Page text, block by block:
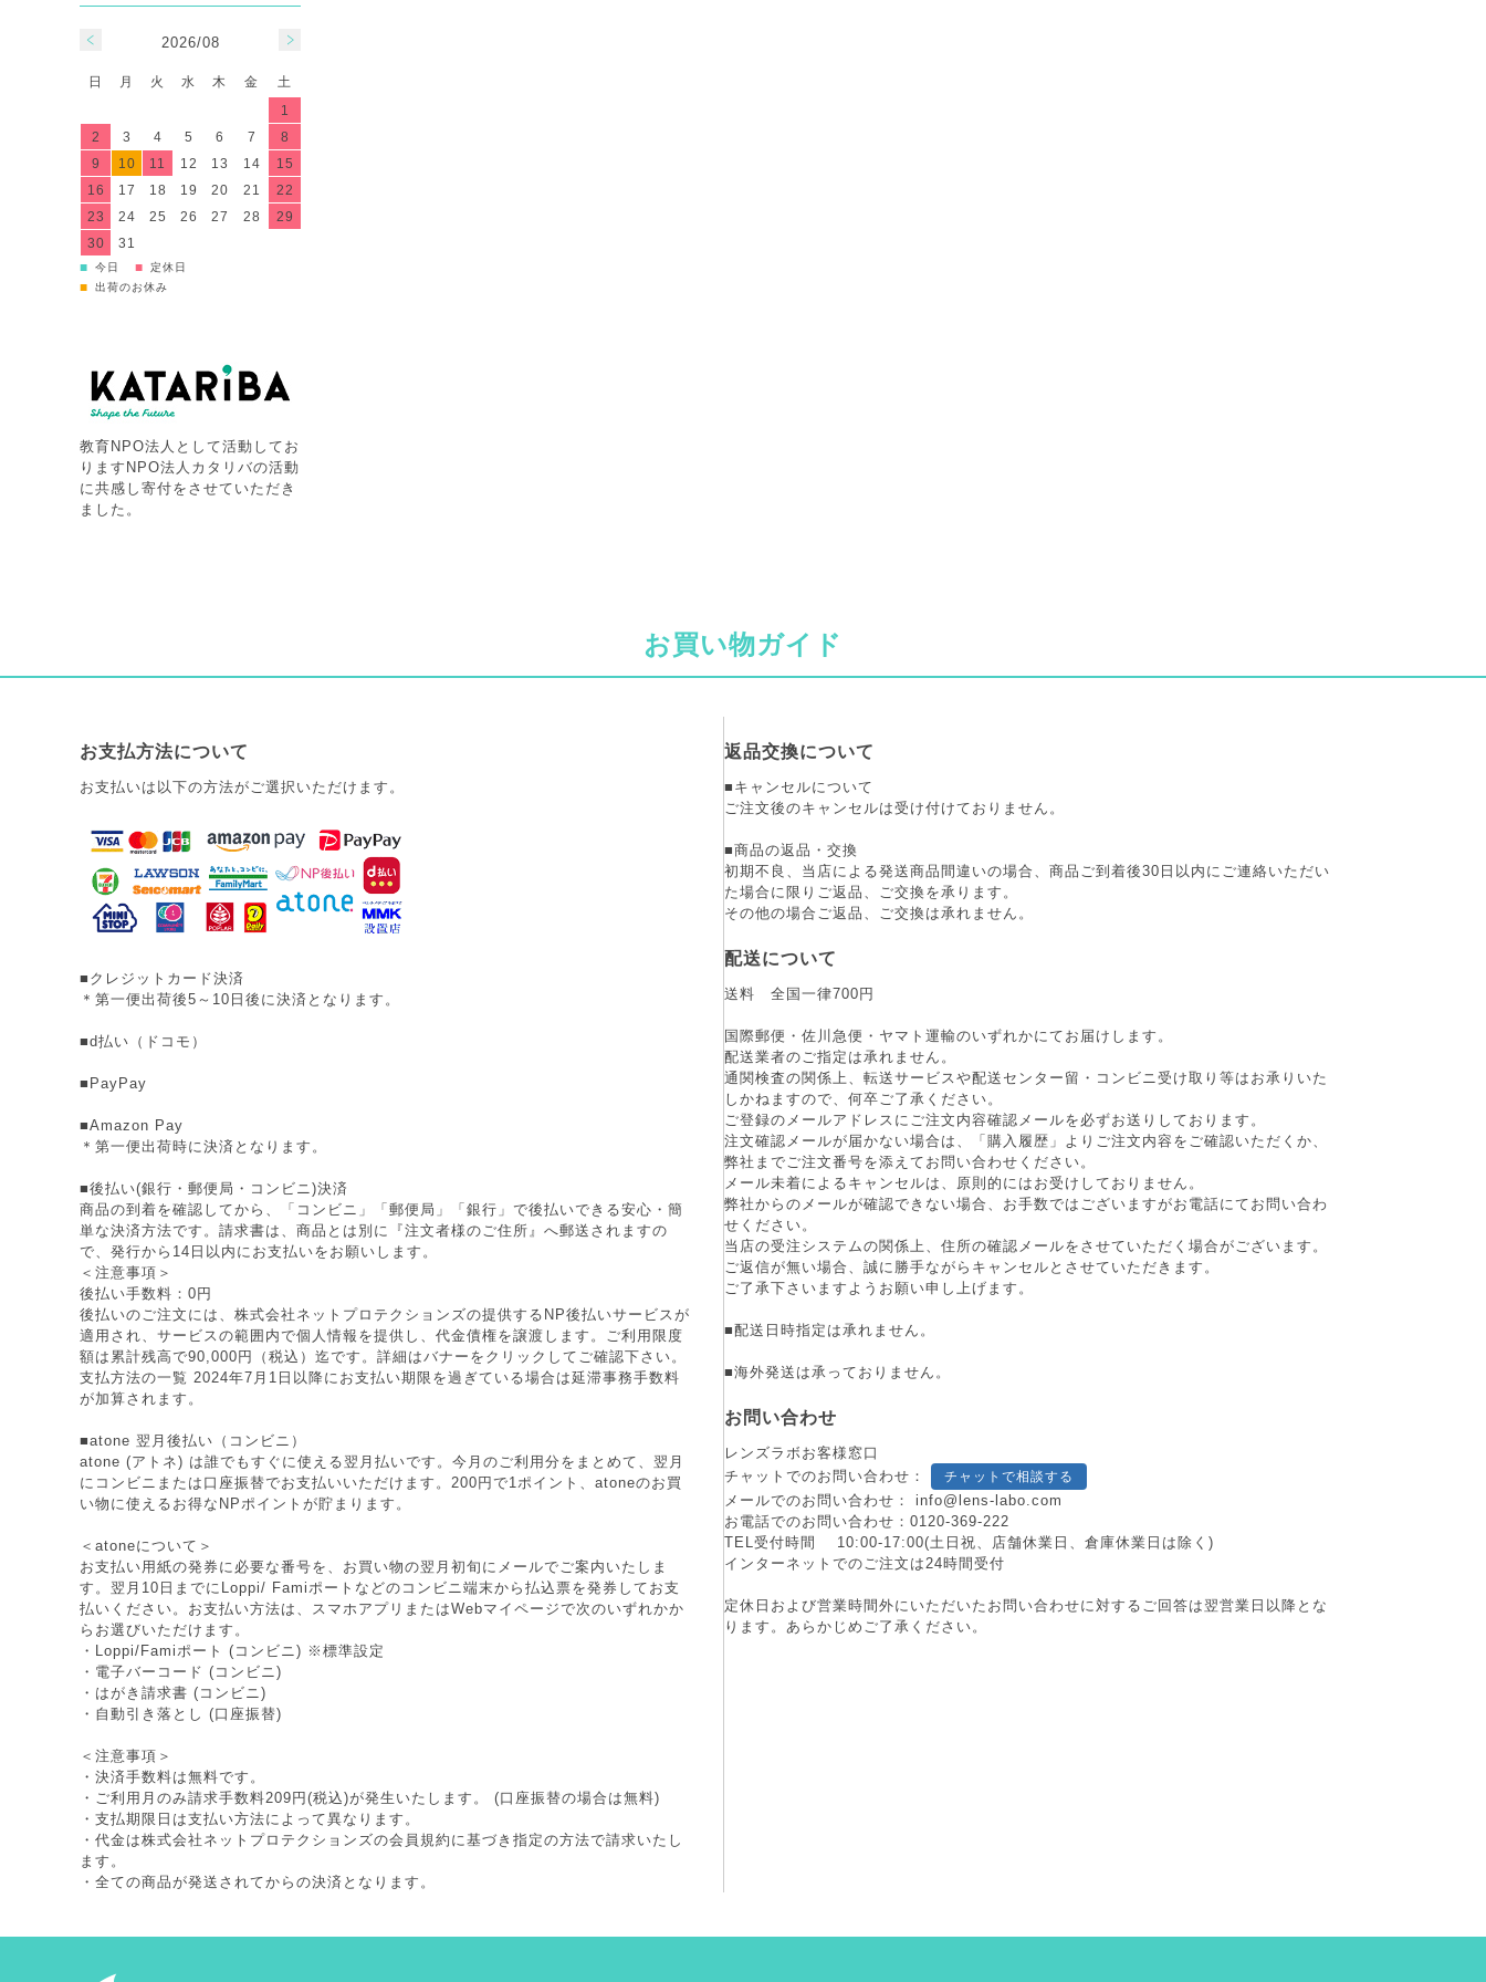
2026/08
日 月 火 水 木 金
土
1
2
3 4 5 6 7
8
9
10 11 12 13 14
15
16
17 18 19 20 21
22
23
24 25 26 27 28
29
30
31
■ 今日 ■ 定休日
■ 出荷のお休み
教育NPO法人として活動してお
りますNPO法人カタリバの活動
に共感し寄付をさせていただき
ました。
お買い物ガイド
お支払方法について
お支払いは以下の方法がご選択いただけます。
■クレジットカード決済
＊第一便出荷後5～10日後に決済となります。
■d払い（ドコモ）
■PayPay
■Amazon Pay
＊第一便出荷時に決済となります。
■後払い(銀行・郵便局・コンビニ)決済
商品の到着を確認してから、「コンビニ」「郵便局」「銀行」で後払いできる安心・簡
単な決済方法です。請求書は、商品とは別に『注文者様のご住所』へ郵送されますの
で、発行から14日以内にお支払いをお願いします。
＜注意事項＞
後払い手数料：0円
後払いのご注文には、株式会社ネットプロテクションズの提供するNP後払いサービスが
適用され、サービスの範囲内で個人情報を提供し、代金債権を譲渡します。ご利用限度
額は累計残高で90,000円（税込）迄です。詳細はバナーをクリックしてご確認下さい。
支払方法の一覧 2024年7月1日以降にお支払い期限を過ぎている場合は延滞事務手数料
が加算されます。
■atone 翌月後払い（コンビニ）
atone (アトネ) は誰でもすぐに使える翌月払いです。今月のご利用分をまとめて、翌月
にコンビニまたは口座振替でお支払いいただけます。200円で1ポイント、atoneのお買
い物に使えるお得なNPポイントが貯まります。
＜atoneについて＞
お支払い用紙の発券に必要な番号を、お買い物の翌月初旬にメールでご案内いたしま
す。翌月10日までにLoppi/ Famiポートなどのコンビニ端末から払込票を発券してお支
払いください。お支払い方法は、スマホアプリまたはWebマイページで次のいずれかか
らお選びいただけます。
・Loppi/Famiポート (コンビニ) ※標準設定
・電子バーコード (コンビニ)
・はがき請求書 (コンビニ)
・自動引き落とし (口座振替)
＜注意事項＞
・決済手数料は無料です。
・ご利用月のみ請求手数料209円(税込)が発生いたします。 (口座振替の場合は無料)
・支払期限日は支払い方法によって異なります。
・代金は株式会社ネットプロテクションズの会員規約 に基づき指定の方法で請求いたし
ます。
・全ての商品が発送されてからの決済となります。
返品交換について
■キャンセルについて
ご注文後のキャンセルは受け付けておりません。
■商品の返品・交換
初期不良、当店による発送商品間違いの場合、商品ご到着後30日以内にご連絡いただい
た場合に限りご返品、ご交換を承ります。
その他の場合ご返品、ご交換は承れません。
配送について
送料 全国一律700円
国際郵便・佐川急便・ヤマト運輸のいずれかにてお届けします。
配送業者のご指定は承れません。
通関検査の関係上、転送サービスや配送センター留・コンビニ受け取り等はお承りいた
しかねますので、何卒ご了承ください。
ご登録のメールアドレスにご注文内容確認メールを必ずお送りしております。
注文確認メールが届かない場合は、「購入履歴」よりご注文内容をご確認いただくか、
弊社までご注文番号を添えてお問い合わせください。
メール未着によるキャンセルは、原則的にはお受けしておりません。
弊社からのメールが確認できない場合、お手数ではございますがお電話にてお問い合わ
せください。
当店の受注システムの関係上、住所の確認メールをさせていただく場合がございます。
ご返信が無い場合、誠に勝手ながらキャンセルとさせていただきます。
ご了承下さいますようお願い申し上げます。
■配送日時指定は承れません。
■海外発送は承っておりません。
お問い合わせ
レンズラボお客様窓口
チャットでのお問い合わせ：
チャットで相談する
メールでのお問い合わせ： info@lens-labo.com
お電話でのお問い合わせ： 0120-369-222
TEL受付時間 10:00-17:00(土日祝、店舗休業日、倉庫休業日は除く)
インターネットでのご注文は24時間受付
定休日および営業時間外にいただいたお問い合わせに対するご回答は翌営業日以降とな
ります。あらかじめご了承ください。